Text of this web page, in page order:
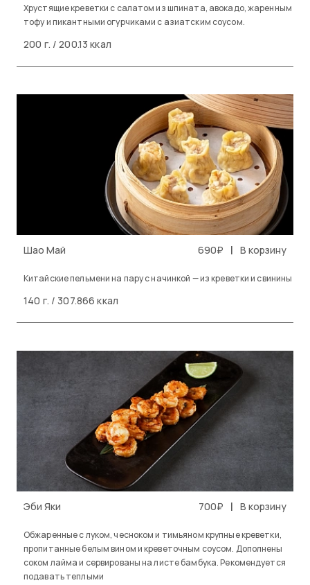
Хрустящие креветки с салатом из шпината, авокадо, жаренным
тофу и пикантными огурчиками с азиатским соусом.
200 г. / 200.13 ккал
Шао Май 690₽ | В корзину
Китайские пельмени на пару с начинкой — из креветки и свинины
140 г. / 307.866 ккал
Эби Яки 700₽ | В корзину
Обжаренные с луком, чесноком и тимьяном крупные креветки,
пропитанные белым вином и креветочным соусом. Дополнены
соком лайма и сервированы на листе бамбука. Рекомендуется
подавать теплыми